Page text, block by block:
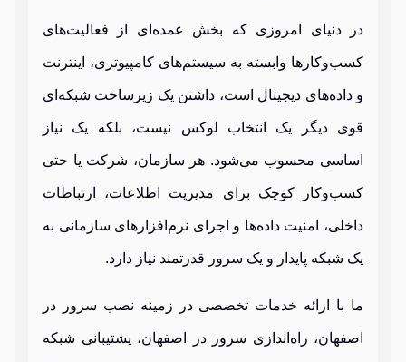
در دنیای امروزی که بخش عمده‌ای از فعالیت‌های
کسب‌وکارها وابسته به سیستم‌های کامپیوتری، اینترنت
و داده‌های دیجیتال است، داشتن یک زیرساخت شبکه‌ای
قوی دیگر یک انتخاب لوکس نیست، بلکه یک نیاز
اساسی محسوب می‌شود. هر سازمان، شرکت یا حتی
کسب‌وکار کوچک برای مدیریت اطلاعات، ارتباطات
داخلی، امنیت داده‌ها و اجرای نرم‌افزارهای سازمانی به
یک شبکه پایدار و یک سرور قدرتمند نیاز دارد.
ما با ارائه خدمات تخصصی در زمینه نصب سرور در
اصفهان، راه‌اندازی سرور در اصفهان، پشتیبانی شبکه